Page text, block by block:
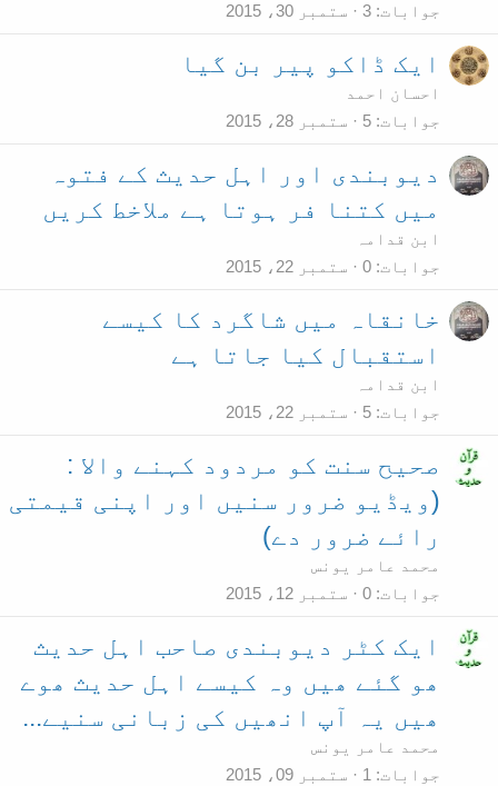
جوابات 3 ستمبر 30، 2015
ایک ڈاکو پیر بن گیا
احسان احمد
جوابات 5 ستمبر 28، 2015
دیوبندی اور اہل حدیث کے فتوہ
میں کتنا فر ہوتا ہے ملاخط کریں
ابن قدامہ
جوابات 0 ستمبر 22، 2015
خانقاہ میں شاگرد کا کیسے
استقبال کیا جاتا ہے
ابن قدامہ
جوابات 5 ستمبر 22، 2015
صحیح سنت کو مردود کہنے والا :
(ویڈیو ضرور سنیں اور اپنی قیمتی
رائے ضرور دے)
محمد عامر یونس
جوابات 0 ستمبر 12، 2015
ایک کٹر دیوبندی صاحب اہل حدیث
ھو گئے ھیں وہ کیسے اہل حدیث ھوے
ھیں یہ آپ انھیں کی زبانی سنیے...
محمد عامر یونس
جوابات
1 ستمبر 09، 2015